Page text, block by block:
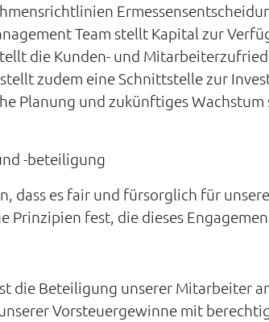
Team stellt Kapital zur
die Kunden- und
zudem eine Schnittstelle zur
Planung und zukünftiges
-beteiligung
dass es fair und fürsorglich für
fest, die dieses
die Beteiligung unserer Mitarbeiter
Vorsteuergewinne mit